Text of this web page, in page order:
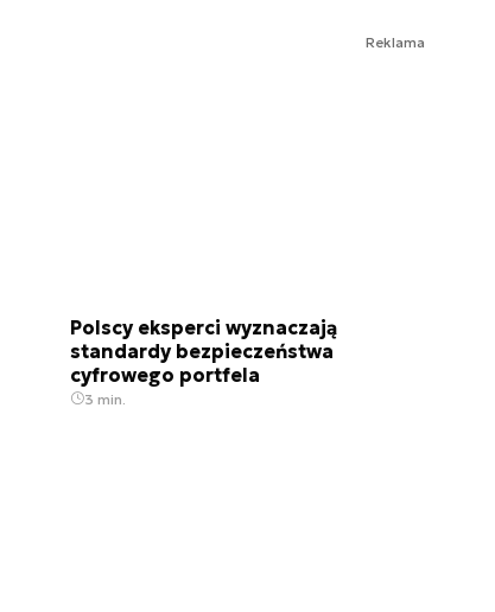
Reklama
Polscy eksperci wyznaczają
standardy bezpieczeństwa
cyfrowego portfela
3 min.